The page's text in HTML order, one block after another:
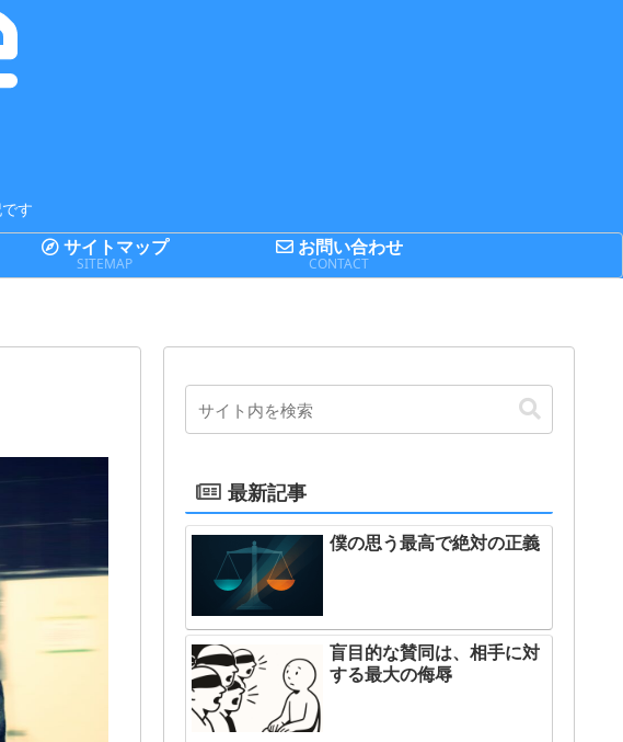
す
サイトマップ
SITEMAP
お問い合わせ
CONTACT
最新記事
僕の思う最高で絶対の正義
盲目的な賛同は、相手に対
する最大の侮辱